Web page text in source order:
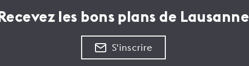
Recevez les bons plans de Lausanne
S'inscrire